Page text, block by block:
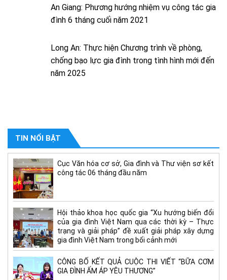
An Giang: Phương hướng nhiệm vụ công tác gia
đình 6 tháng cuối năm 2021
Long An: Thực hiện Chương trình về phòng,
chống bạo lực gia đình trong tình hình mới đến
năm 2025
TIN NỔI BẬT
Cục Văn hóa cơ sở, Gia đình và Thư viện sơ kết
công tác 06 tháng đầu năm
Hội thảo khoa học quốc gia “Xu hướng biến đổi
của gia đình Việt Nam qua các thời kỳ – Thực
trạng và giải pháp” đề xuất giải pháp xây dựng
gia đình Việt Nam trong bối cảnh mới
CÔNG BỐ KẾT QUẢ CUỘC THI VIẾT “BỮA CƠM
GIA ĐÌNH ẤM ÁP YÊU THƯƠNG”